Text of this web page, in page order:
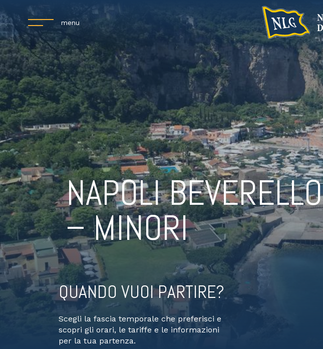
menu
NAPOLI BEVERELLO
– MINORI
QUANDO VUOI PARTIRE?
Scegli la fascia temporale che preferisci e
scopri gli orari, le tariffe e le informazioni
per la tua partenza.